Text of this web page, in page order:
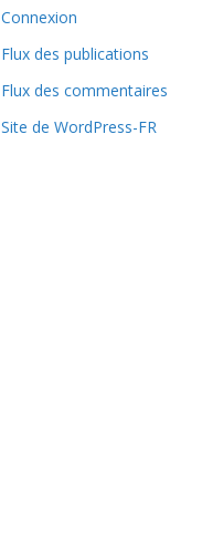
Connexion
Flux des publications
Flux des commentaires
Site de WordPress-FR